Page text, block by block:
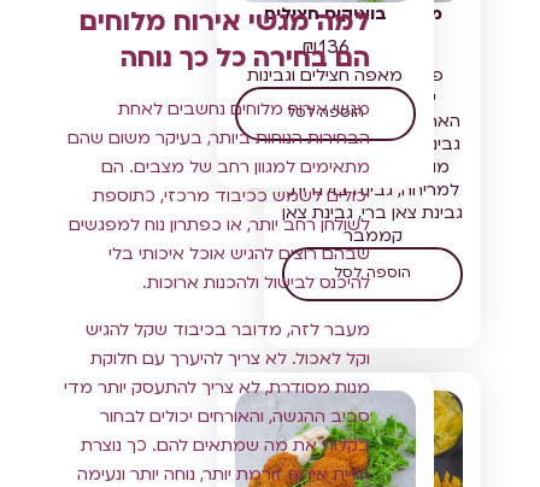
מגש גבינות בוטיק
₪242
פלטת גבינות בוטיק
ישראליות ממשקי
הארץ- גבינת צאן מנצגו,
גבינת צאן קצקבל, כדורי
מוצרלה, גבינת שמנת
למריחה, גבינה בולגרית,
גבינת צאן ברי, גבינת צאן
קממבר
הוספה לסל
בואיקוס חצילים
₪136
מאפה חצילים וגבינות
הוספה לסל
למה מגשי אירוח מלוחים
הם בחירה כל כך נוחה
מגשי אירוח מלוחים נחשבים לאחת
הבחירות הנוחות ביותר, בעיקר משום שהם
מתאימים למגוון רחב של מצבים. הם
יכולים לשמש ככיבוד מרכזי, כתוספת
לשולחן רחב יותר, או כפתרון נוח למפגשים
שבהם רוצים להגיש אוכל איכותי בלי
להיכנס לבישול ולהכנות ארוכות.
מעבר לזה, מדובר בכיבוד שקל להגיש
וקל לאכול. לא צריך להיערך עם חלוקת
מנות מסודרת, לא צריך להתעסק יותר מדי
סביב ההגשה, והאורחים יכולים לבחור
בקלות את מה שמתאים להם. כך נוצרת
חוויית אירוח זורמת יותר, נוחה יותר ונעימה